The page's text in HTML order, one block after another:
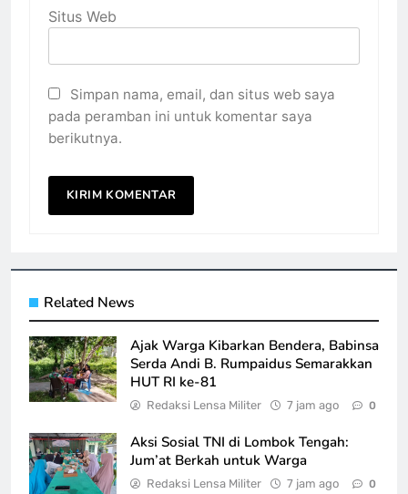
Situs Web
Simpan nama, email, dan situs web saya
pada peramban ini untuk komentar saya
berikutnya.
Related News
Ajak Warga Kibarkan Bendera, Babinsa
Serda Andi B. Rumpaidus Semarakkan
HUT RI ke-81
Redaksi Lensa Militer 7 jam ago 0
Aksi Sosial TNI di Lombok Tengah:
Jum’at Berkah untuk Warga
Redaksi Lensa Militer 7 jam ago 0